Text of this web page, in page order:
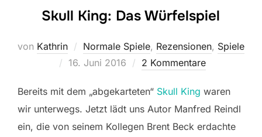
Skull King: Das Würfelspiel
von Kathrin Normale Spiele, Rezensionen, Spiele
Veröffentlicht
16. Juni 2016 2 Kommentare
Bereits mit dem „abgekarteten“ Skull King waren
wir unterwegs. Jetzt lädt uns Autor Manfred Reindl
ein, die von seinem Kollegen Brent Beck erdachte